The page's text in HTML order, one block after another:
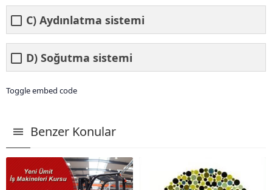
C) Aydınlatma sistemi
D) Soğutma sistemi
Toggle embed code
Benzer Konular